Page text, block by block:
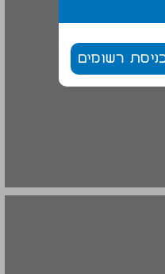
רשומים